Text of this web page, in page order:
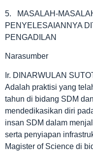
5. MASALAH-
PENYELESAIANNYA
PENGADILAN
Narasumber
Ir. DINARWULAN
Adalah praktisi yang
tahun di bidang SDM
mendedikasikan diri
insan SDM dalam
serta penyiapan
Magister of Science di